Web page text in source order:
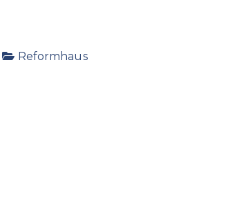
Reformhaus